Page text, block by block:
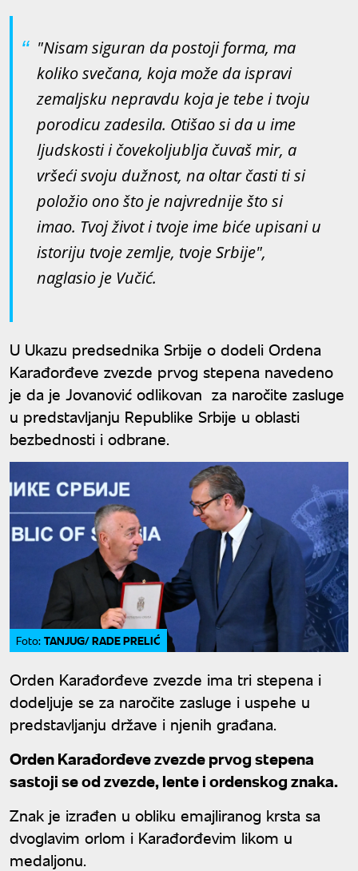
"Nisam siguran da postoji forma, ma
koliko svečana, koja može da ispravi
zemaljsku nepravdu koja je tebe i tvoju
porodicu zadesila. Otišao si da u ime
ljudskosti i čovekoljublja čuvaš mir, a
vršeći svoju dužnost, na oltar časti ti si
položio ono što je najvrednije što si
imao. Tvoj život i tvoje ime biće upisani u
istoriju tvoje zemlje, tvoje Srbije",
naglasio je Vučić.
U Ukazu predsednika Srbije o dodeli Ordena
Karađorđeve zvezde prvog stepena navedeno
je da je Jovanović odlikovan za naročite zasluge
u predstavljanju Republike Srbije u oblasti
bezbednosti i odbrane.
Foto: TANJUG/ RADE PRELIĆ
Orden Karađorđeve zvezde ima tri stepena i
dodeljuje se za naročite zasluge i uspehe u
predstavljanju države i njenih građana.
Orden Karađorđeve zvezde prvog stepena
sastoji se od zvezde, lente i ordenskog znaka.
Znak je izrađen u obliku emajliranog krsta sa
dvoglavim orlom i Karađorđevim likom u
medaljonu.